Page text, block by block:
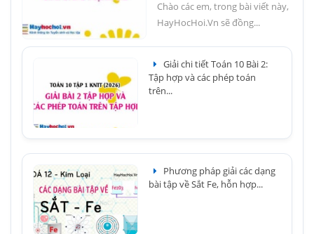
Chào các em, trong bài viết này,
HayHocHoi.Vn sẽ đồng...
Giải chi tiết Toán 10 Bài 2:
Tập hợp và các phép toán
trên...
Phương pháp giải các dạng
bài tập về Sắt Fe, hỗn hợp...